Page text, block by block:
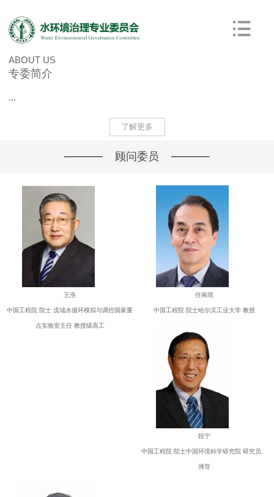
ABOUT US
专委简介
...
了解更多
顾问委员
王浩
中国工程院 院士 流域水循环模拟与调控国家重
点实验室主任 教授级高工
任南琪
中国工程院 院士哈尔滨工业大学 教授
段宁
中国工程院 院士中国环境科学研究院 研究员、
博导